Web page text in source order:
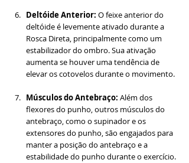
Deltóide Anterior: O feixe anterior do
deltóide é levemente ativado durante a
Rosca Direta, principalmente como um
estabilizador do ombro. Sua ativação
aumenta se houver uma tendência de
elevar os cotovelos durante o movimento.
Músculos do Antebraço: Além dos
flexores do punho, outros músculos do
antebraço, como o supinador e os
extensores do punho, são engajados para
manter a posição do antebraço e a
estabilidade do punho durante o exercício.